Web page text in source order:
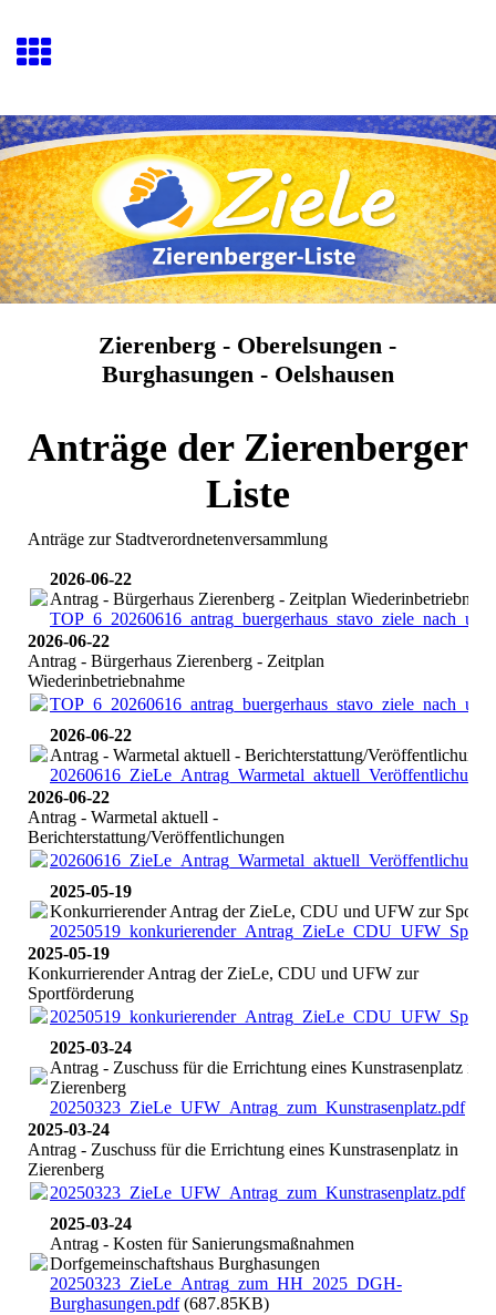
Zierenberg - Oberelsungen -
Burghasungen - Oelshausen
Anträge der Zierenberger
Liste
Anträge zur Stadtverordnetenversammlung
2026-06-22
Antrag - Bürgerhaus Zierenberg - Zeitplan
2026-06-22
Antrag - Bürgerhaus Zierenberg - Zeitplan
Wiederinbetriebnahme
2026-06-22
Antrag - Warmetal aktuell - Berichterstattung/
2026-06-22
Antrag - Warmetal aktuell -
Berichterstattung/Veröffentlichungen
2025-05-19
Konkurrierender Antrag der ZieLe, CDU und UFW zur
2025-05-19
Konkurrierender Antrag der ZieLe, CDU und UFW zur
Sportförderung
2025-03-24
Antrag - Zuschuss für die Errichtung eines Kunstrasenplatz in
Zierenberg
20250323_ZieLe_UFW_Antrag_zum_Kunstrasenplatz.pdf
2025-03-24
Antrag - Zuschuss für die Errichtung eines Kunstrasenplatz in
Zierenberg
20250323_ZieLe_UFW_Antrag_zum_Kunstrasenplatz.pdf
2025-03-24
Antrag - Kosten für Sanierungsmaßnahmen
Dorfgemeinschaftshaus Burghasungen
20250323_ZieLe_Antrag_zum_HH_2025_DGH-
Burghasungen.pdf(687.85KB)